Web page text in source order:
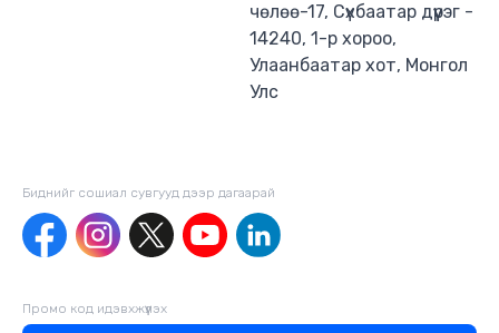
чөлөө-17, Сүхбаатар дүүрэг -
14240, 1-р хороо,
Улаанбаатар хот, Монгол
Улс
Биднийг сошиал сувгууд дээр дагаaрай
Промо код идэвхжүүлэх